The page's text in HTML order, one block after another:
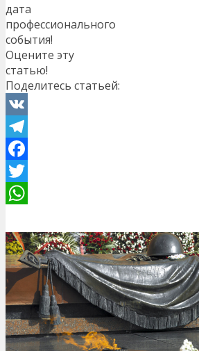
дата
профессионального
события!
Оцените эту
статью!
Поделитесь статьей:
VK
Telegram
Facebook
Twitter